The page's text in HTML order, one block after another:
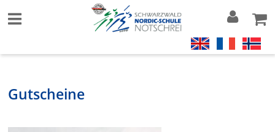
Gutscheine